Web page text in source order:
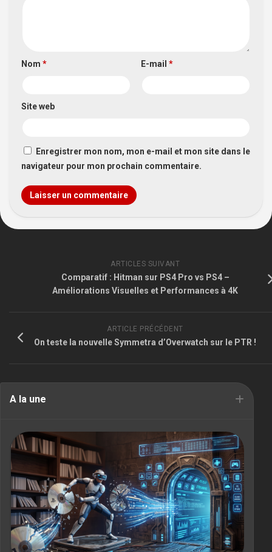
Nom * E-mail *
Site web
Enregistrer mon nom, mon e-mail et mon site dans le
navigateur pour mon prochain commentaire.
ARTICLES SUIVANT
Comparatif : Hitman sur PS4 Pro vs PS4 –
Améliorations Visuelles et Performances à 4K
ARTICLE PRÉCÉDENT
On teste la nouvelle Symmetra d’Overwatch sur le PTR !
A la une